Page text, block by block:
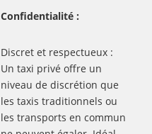
Confidentialité :
Discret et respectueux :
Un taxi privé offre un
niveau de discrétion que
les taxis traditionnels ou
les transports en commun